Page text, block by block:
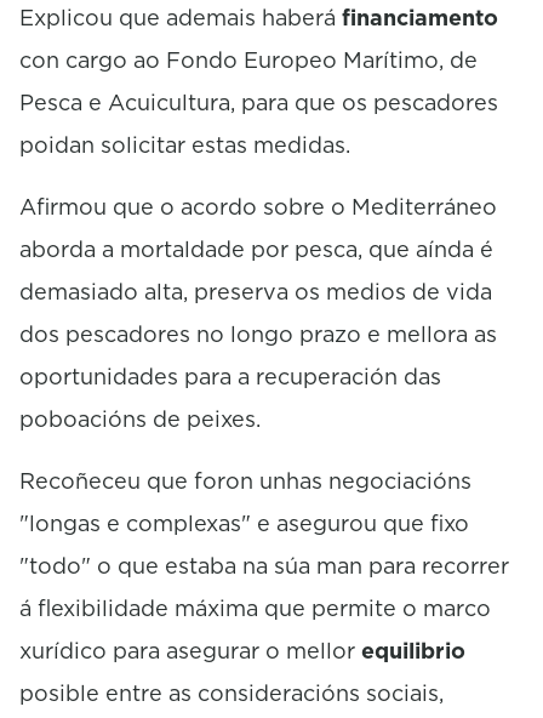
Explicou que ademais haberá financiamento
con cargo ao Fondo Europeo Marítimo, de
Pesca e Acuicultura, para que os pescadores
poidan solicitar estas medidas.
Afirmou que o acordo sobre o Mediterráneo
aborda a mortaldade por pesca, que aínda é
demasiado alta, preserva os medios de vida
dos pescadores no longo prazo e mellora as
oportunidades para a recuperación das
poboacións de peixes.
Recoñeceu que foron unhas negociacións
"longas e complexas" e asegurou que fixo
"todo" o que estaba na súa man para recorrer
á flexibilidade máxima que permite o marco
xurídico para asegurar o mellor equilibrio
posible entre as consideracións sociais,